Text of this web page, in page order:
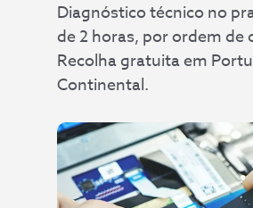
Diagnóstico técnico no
de 2 horas, por ordem de
Recolha gratuita em
Continental.